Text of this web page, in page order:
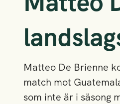
Matteo De Brienne
match mot
som inte är i säsong